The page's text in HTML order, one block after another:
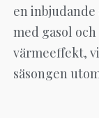
en
med gasol
värmeeffekt,
säsongen